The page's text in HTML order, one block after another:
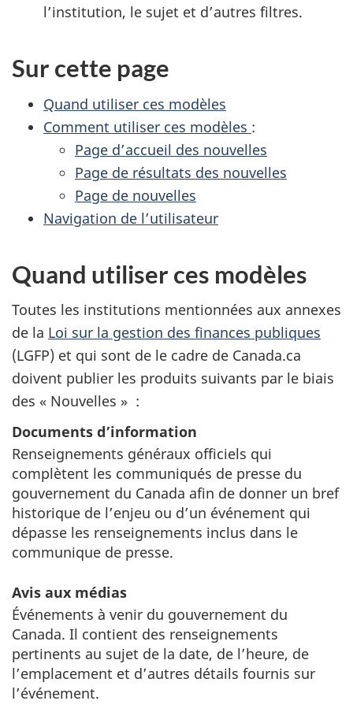
l’institution, le sujet et d’autres filtres.
Sur cette page
Quand utiliser ces modèles
Comment utiliser ces modèles :
Page d’accueil des nouvelles
Page de résultats des nouvelles
Page de nouvelles
Navigation de l’utilisateur
Quand utiliser ces modèles
Toutes les institutions mentionnées aux annexes
de la Loi sur la gestion des finances publiques
(LGFP) et qui sont de le cadre de Canada.ca
doivent publier les produits suivants par le biais
des « Nouvelles » :
Documents d’information
Renseignements généraux officiels qui
complètent les communiqués de presse du
gouvernement du Canada afin de donner un bref
historique de l’enjeu ou d’un événement qui
dépasse les renseignements inclus dans le
communique de presse.
Avis aux médias
Événements à venir du gouvernement du
Canada. Il contient des renseignements
pertinents au sujet de la date, de l’heure, de
l’emplacement et d’autres détails fournis sur
l’événement.